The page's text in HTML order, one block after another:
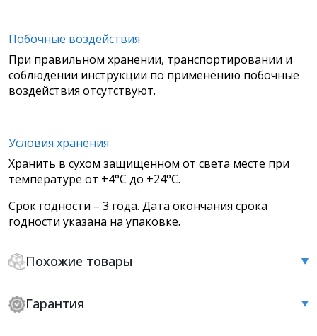
Похожие товары
Гарантия
Побочные воздействия
При правильном хранении, транспортировании и
соблюдении инструкции по применению побочные
воздействия отсутствуют.
Условия хранения
Хранить в сухом защищенном от света месте при
температуре от +4°С до +24°С.
Срок годности – 3 года. Дата окончания срока
годности указана на упаковке.